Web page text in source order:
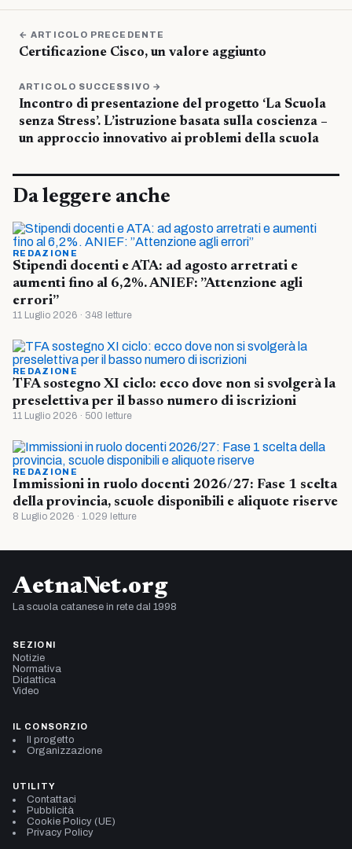
← ARTICOLO PRECEDENTE
Certificazione Cisco, un valore aggiunto
ARTICOLO SUCCESSIVO →
Incontro di presentazione del progetto ‘La Scuola
senza Stress’. L’istruzione basata sulla coscienza –
un approccio innovativo ai problemi della scuola
Da leggere anche
REDAZIONE
Stipendi docenti e ATA: ad agosto arretrati e
aumenti fino al 6,2%. ANIEF: ”Attenzione agli
errori”
11 Luglio 2026 · 348 letture
REDAZIONE
TFA sostegno XI ciclo: ecco dove non si svolgerà la
preselettiva per il basso numero di iscrizioni
11 Luglio 2026 · 500 letture
REDAZIONE
Immissioni in ruolo docenti 2026/27: Fase 1 scelta
della provincia, scuole disponibili e aliquote riserve
8 Luglio 2026 · 1.029 letture
AetnaNet.org
La scuola catanese in rete dal 1998
SEZIONI
Notizie
Normativa
Didattica
Video
IL CONSORZIO
Il progetto
Organizzazione
UTILITY
Contattaci
Pubblicità
Cookie Policy (UE)
Privacy Policy